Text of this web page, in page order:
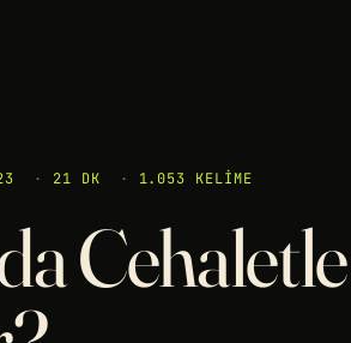
· 21 DK · 1.053 KELIME